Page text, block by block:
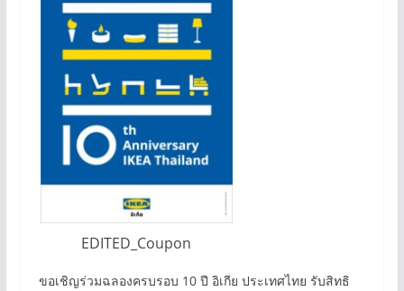
EDITED_Coupon
ขอเชิญร่วมฉลองครบรอบ 10 ปี อิเกีย ประเทศไทย รับสิทธิ